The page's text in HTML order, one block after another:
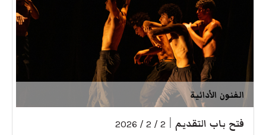
الفنون الأدائية
فتح باب التقديم 2 / 2 / 2026